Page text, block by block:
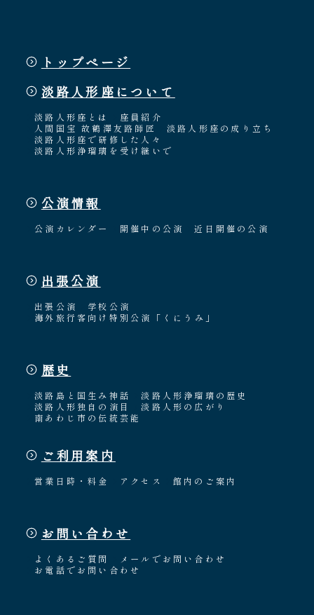
トップページ
淡路人形座について
淡路人形座とは
座員紹介
人間国宝 故鶴澤友路師匠
淡路人形座の成り立ち
淡路人形座で研修した人々
淡路人形浄瑠璃を受け継いで
公演情報
公演カレンダー 開催中の公演 近日開催の公演
出張公演
出張公演
学校公演
海外旅行客向け特別公演「くにうみ」
歴史
淡路島と国生み神話
淡路人形浄瑠璃の歴史
淡路人形独自の演目
淡路人形の広がり
南あわじ市の伝統芸能
ご利用案内
営業日時・料金 アクセス 館内のご案内
お問い合わせ
よくあるご質問
メールでお問い合わせ
お電話でお問い合わせ